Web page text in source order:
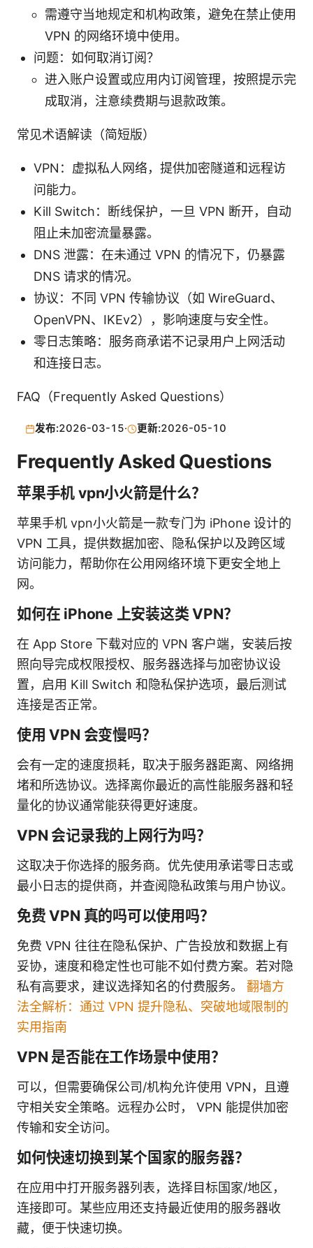
需遵守当地规定和机构政策，避免在禁止使用
VPN 的网络环境中使用。
问题：如何取消订阅？
进入账户设置或应用内订阅管理，按照提示完
成取消，注意续费期与退款政策。
常见术语解读（简短版）
VPN：虚拟私人网络，提供加密隧道和远程访
问能力。
Kill Switch：断线保护，一旦 VPN 断开，自动
阻止未加密流量暴露。
DNS 泄露：在未通过 VPN 的情况下，仍暴露
DNS 请求的情况。
协议：不同 VPN 传输协议（如 WireGuard、
OpenVPN、IKEv2），影响速度与安全性。
零日志策略：服务商承诺不记录用户上网活动
和连接日志。
FAQ（Frequently Asked Questions）
发布:2026-03-15· 更新:2026-05-10
Frequently Asked Questions
苹果手机 vpn小火箭是什么？
苹果手机 vpn小火箭是一款专门为 iPhone 设计的
VPN 工具，提供数据加密、隐私保护以及跨区域
访问能力，帮助你在公用网络环境下更安全地上
网。
如何在 iPhone 上安装这类 VPN？
在 App Store 下载对应的 VPN 客户端，安装后按
照向导完成权限授权、服务器选择与加密协议设
置，启用 Kill Switch 和隐私保护选项，最后测试
连接是否正常。
使用 VPN 会变慢吗？
会有一定的速度损耗，取决于服务器距离、网络拥
堵和所选协议。选择离你最近的高性能服务器和轻
量化的协议通常能获得更好速度。
VPN 会记录我的上网行为吗？
这取决于你选择的服务商。优先使用承诺零日志或
最小日志的提供商，并查阅隐私政策与用户协议。
免费 VPN 真的吗可以使用吗？
免费 VPN 往往在隐私保护、广告投放和数据上有
妥协，速度和稳定性也可能不如付费方案。若对隐
私有高要求，建议选择知名的付费服务。 翻墙方
法全解析：通过 VPN 提升隐私、突破地域限制的
实用指南
VPN 是否能在工作场景中使用？
可以，但需要确保公司/机构允许使用 VPN，且遵
守相关安全策略。远程办公时， VPN 能提供加密
传输和安全访问。
如何快速切换到某个国家的服务器？
在应用中打开服务器列表，选择目标国家/地区，
连接即可。某些应用还支持最近使用的服务器收
藏，便于快速切换。